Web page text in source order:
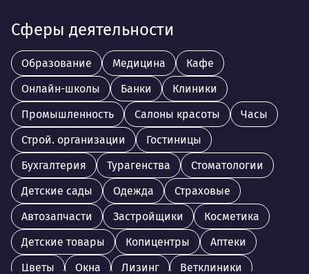
Сферы деятельности
Образование Медицина
Кафе
Онлайн-школы
Банки
Клиники
Промышленность
Салоны красоты
Часы
Строй. организации
Гостиницы
Бухгалтерия
Турагенства
Стоматологии
Детские сады
Одежда
Страховые
Автозапчасти
Застройщики
Косметика
Детские товары
Копицентры
Аптеки
Цветы
Окна Лизинг Ветклиники